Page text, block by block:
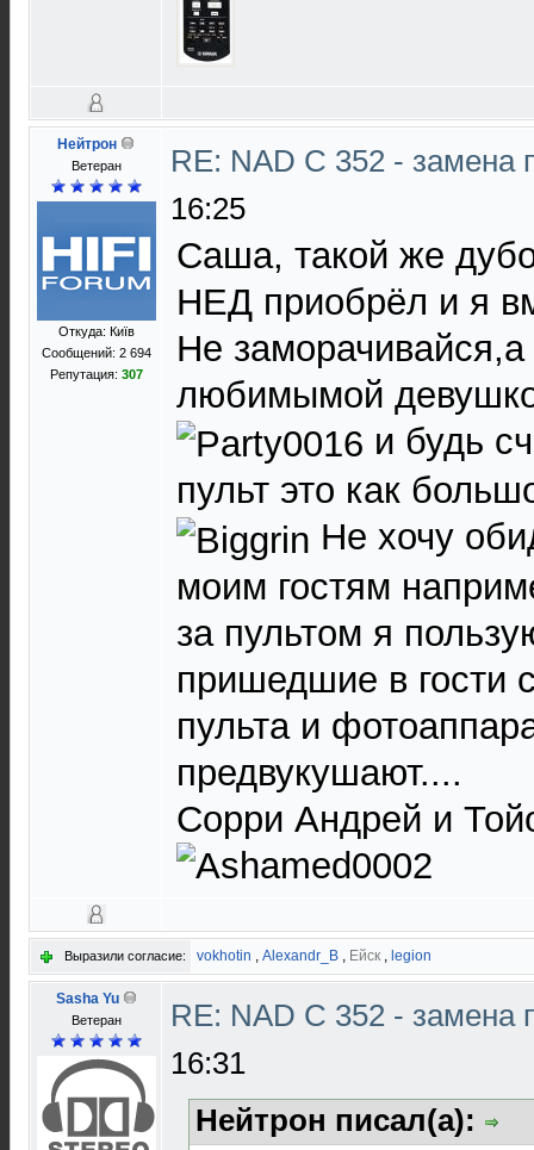
Нейтрон
Ветеран
Откуда: Київ
Сообщений: 2 694
Репутация: 307
RE: NAD C 352 - замена
16:25
Саша, такой же
НЕД приобрёл и я
Не
любимымой
и будь
пульт это как
Не хочу
моим гостям
за пультом я
пришедшие в гости
пульта и
предвукушают....
Сорри Андрей и
Выразили согласие: vokhotin , Alexandr_B , Ейск , legion
Sasha Yu
Ветеран
RE: NAD C 352 - замена
16:31
Нейтрон писал(а):